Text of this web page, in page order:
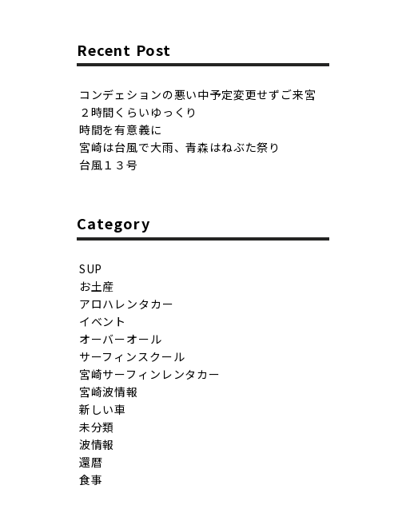
Recent Post
コンデェションの悪い中予定変更せずご来宮
２時間くらいゆっくり
時間を有意義に
宮崎は台風で大雨、青森はねぶた祭り
台風１３号
Category
SUP
お土産
アロハレンタカー
イベント
オーバーオール
サーフィンスクール
宮崎サーフィンレンタカー
宮崎波情報
新しい車
未分類
波情報
還暦
食事